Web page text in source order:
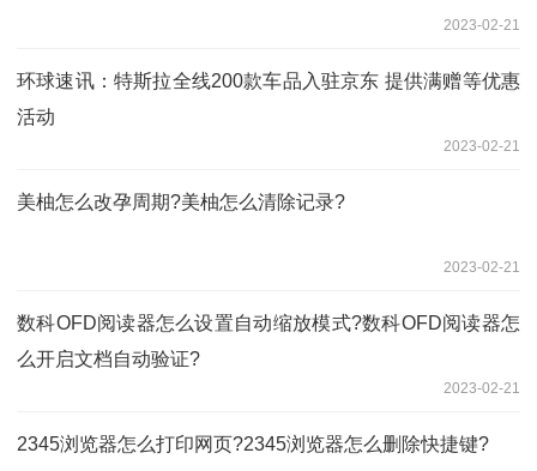
2023-02-21
环球速讯：特斯拉全线200款车品入驻京东 提供满赠等优惠
活动
2023-02-21
美柚怎么改孕周期?美柚怎么清除记录?
2023-02-21
数科OFD阅读器怎么设置自动缩放模式?数科OFD阅读器怎
么开启文档自动验证?
2023-02-21
2345浏览器怎么打印网页?2345浏览器怎么删除快捷键?